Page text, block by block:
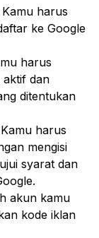
harus
ke Google
harus
aktif dan
ditentukan
harus
mengisi
syarat dan
akun kamu
kode iklan